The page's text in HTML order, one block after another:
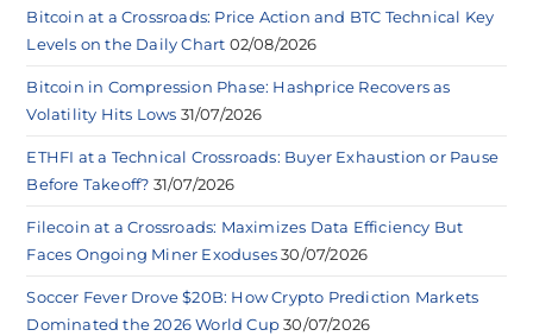
Bitcoin at a Crossroads: Price Action and BTC Technical Key
Levels on the Daily Chart 02/08/2026
Bitcoin in Compression Phase: Hashprice Recovers as
Volatility Hits Lows 31/07/2026
ETHFI at a Technical Crossroads: Buyer Exhaustion or Pause
Before Takeoff? 31/07/2026
Filecoin at a Crossroads: Maximizes Data Efficiency But
Faces Ongoing Miner Exoduses 30/07/2026
Soccer Fever Drove $20B: How Crypto Prediction Markets
Dominated the 2026 World Cup 30/07/2026